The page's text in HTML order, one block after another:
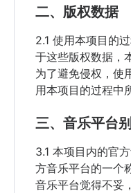
二、版权数据
2.1 使用本项目的
于这些版权数据，
为了避免侵权，使
用本项目的过程中
三、音乐平台
3.1 本项目内的官
方音乐平台的一个
音乐平台觉得不妥